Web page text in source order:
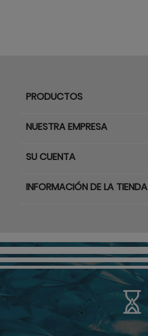
PRODUCTOS
NUESTRA EMPRESA
SU CUENTA
INFORMACIÓN DE LA TIENDA